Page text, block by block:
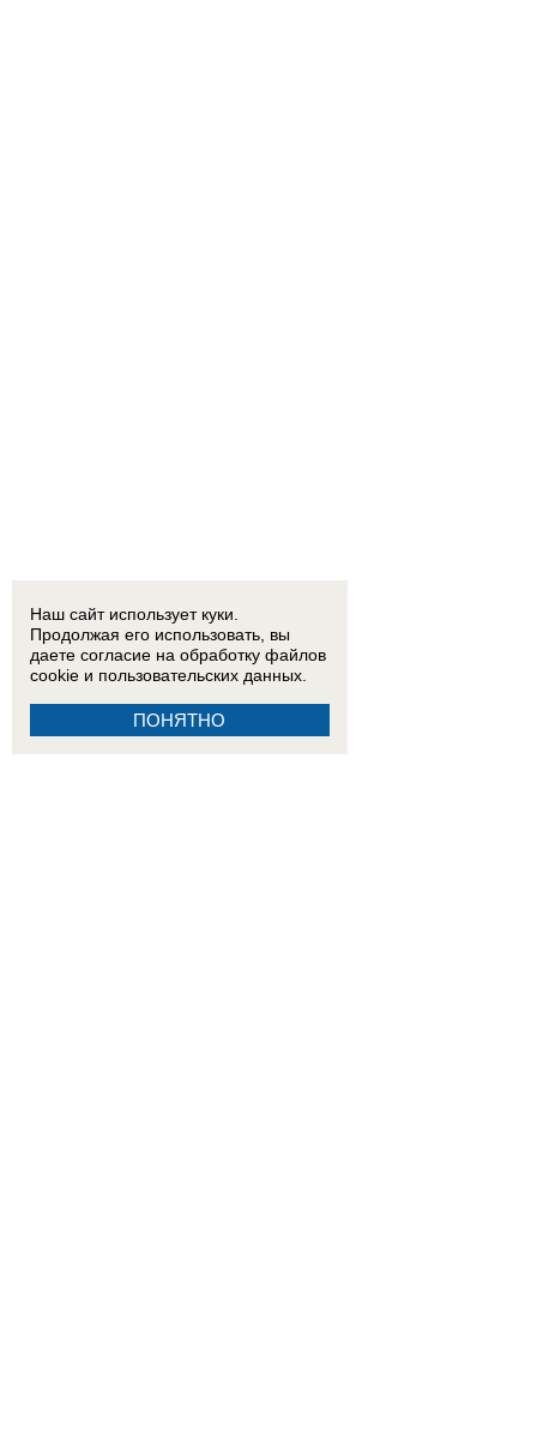
Наш сайт использует куки.
Продолжая его использовать, вы
даете согласие на обработку файлов
cookie и пользовательских данных.
ПОНЯТНО